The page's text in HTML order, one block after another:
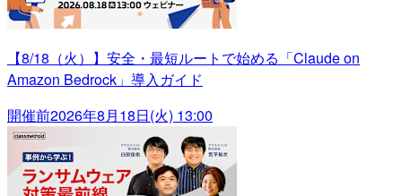
【8/18（火）】安全・最短ルートで始める「Claude on
Amazon Bedrock」導入ガイド
開催前2026年8月18日(火) 13:00